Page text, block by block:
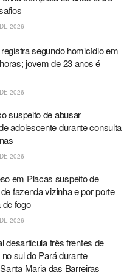
2026
segundo homicídio em
jovem de 23 anos é
2026
suspeito de abusar
adolescente durante consulta
2026
em Placas suspeito de
fazenda vizinha e por porte
de fogo
2026
desarticula três frentes de
sul do Pará durante
Maria das Barreiras